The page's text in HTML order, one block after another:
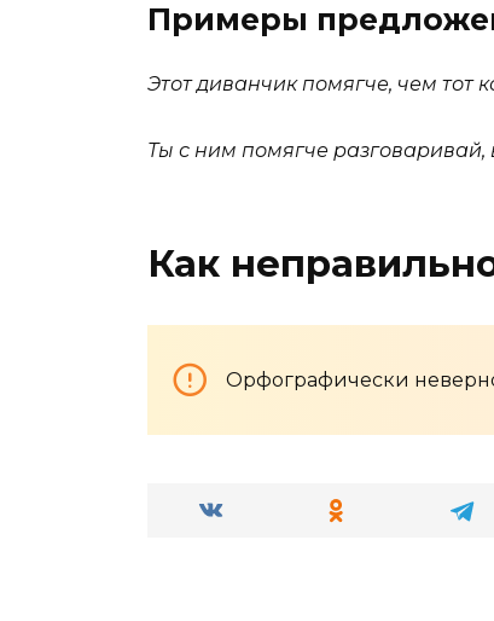
Примеры
Этот диванчик помягче, чем тот
Ты с ним помягче
Как
Орфографически